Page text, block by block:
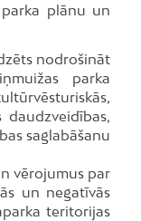
plānu un
nodrošināt
parka
daudzveidības,
saglabāšanu
vērojumus par
un negatīvās
teritorijas